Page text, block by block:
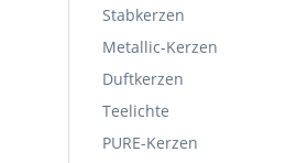
Stabkerzen
Metallic-Kerzen
Duftkerzen
Teelichte
PURE-Kerzen